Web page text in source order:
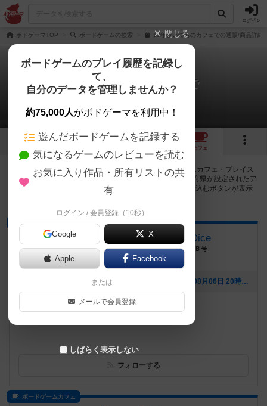
ログイン
ボドゲーマTOP ボードゲームの検索 10年後いつものカフェでの通販/商品詳細
10年後いつものカフェで
9店のカフェ/スペースが提供中
3 2
カフェ
10年後いつものカフェでで遊ぶことができるボードゲームカフェ・プレイス
ペースが9店登録されています。公開プロフィールの都道府県が設定されたア
カウントでログインすると、同じ都道府県内の店舗に絞り込むボタンが表示
ショップ
ボードゲームショップ Blue Dice
福井県福井市光陽2丁目2-39 ウエストプラザＢ号
[NEW] パーティゲーム会が開催されました！（2026年08月06日 20時08分）
遊べるボードゲーム
375個
フォローする
ボードゲームカフェ
閉じる
ボードゲームのプレイ履歴を記録し
て、
自分のデータを管理しませんか？
約75,000人がボドゲーマを利用中！
遊んだボードゲームを記録する
気になるゲームのレビューを読む
お気に入り作品・所有リストの共
有
ログイン / 会員登録（10秒）
Google X
Apple Facebook
または
メールで会員登録
しばらく表示しない